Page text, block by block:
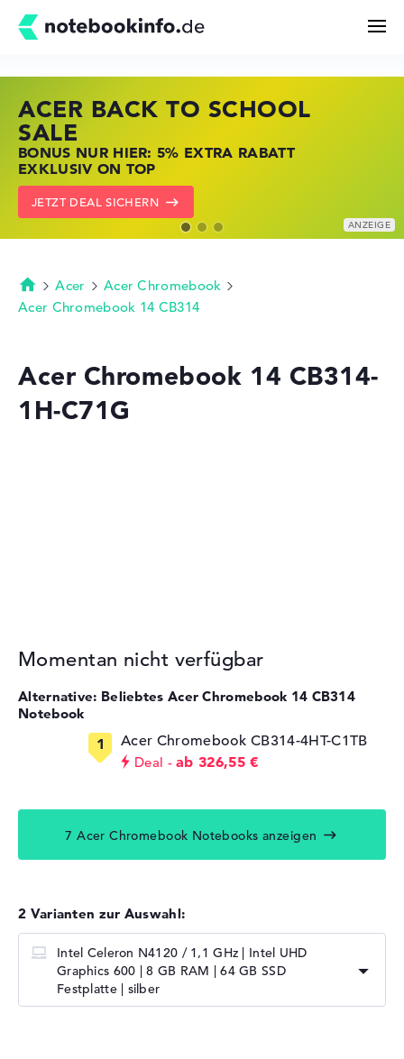
Kaufberatung
Technik & Wissen
ACER BACK TO SCHOOL
SALE
BONUS NUR HIER: 5% EXTRA RABATT
EXKLUSIV ON TOP
JETZT DEAL SICHERN
HP STORE SSV DEALS
JETZT ZUGREIFEN: NOTEBOOKS BEI HP
KRÄFTIG REDUZIERT
ZU DEN HP ANGEBOTEN
LENOVO LAPTOP DEALS
NOTEBOOKS BEI LENOVO JETZT
KRÄFTIG REDUZIERT
LENOVO DEALS ZEIGEN
Startseite
Acer
Acer Chromebook
Acer Chromebook 14 CB314
Acer Chromebook 14 CB314-
1H-C71G
Momentan nicht verfügbar
Alternative: Beliebtes Acer Chromebook 14 CB314
Notebook
Acer Chromebook CB314-4HT-C1TB
Deal ab 326,55 €
7 Acer Chromebook Notebooks anzeigen
2 Varianten zur Auswahl:
Intel Celeron N4120 / 1,1 GHz | Intel UHD
Graphics 600 | 8 GB RAM | 64 GB SSD
Festplatte | silber